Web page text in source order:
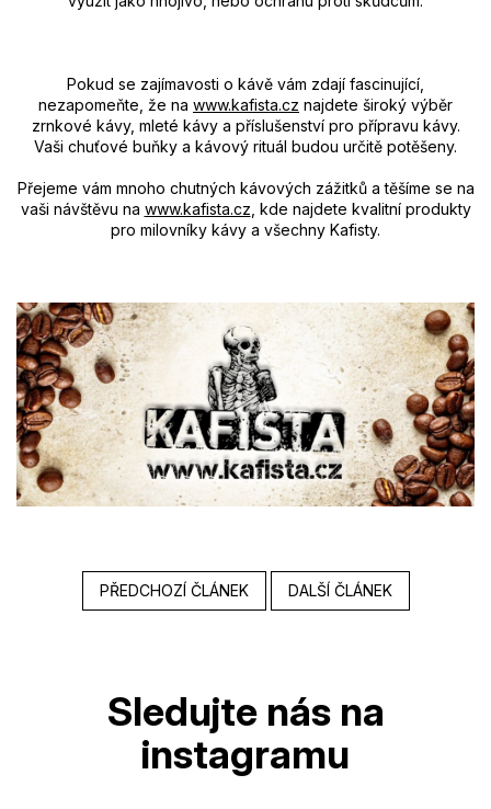
Pokud se zajímavosti o kávě vám zdají fascinující,
nezapomeňte, že na www.kafista.cz najdete široký výběr
zrnkové kávy, mleté kávy a příslušenství pro přípravu kávy.
Vaši chuťové buňky a kávový rituál budou určitě potěšeny.
Přejeme vám mnoho chutných kávových zážitků a těšíme se na
vaši návštěvu na www.kafista.cz , kde najdete kvalitní produkty
pro milovníky kávy a všechny Kafisty.
PŘEDCHOZÍ ČLÁNEK DALŠÍ ČLÁNEK